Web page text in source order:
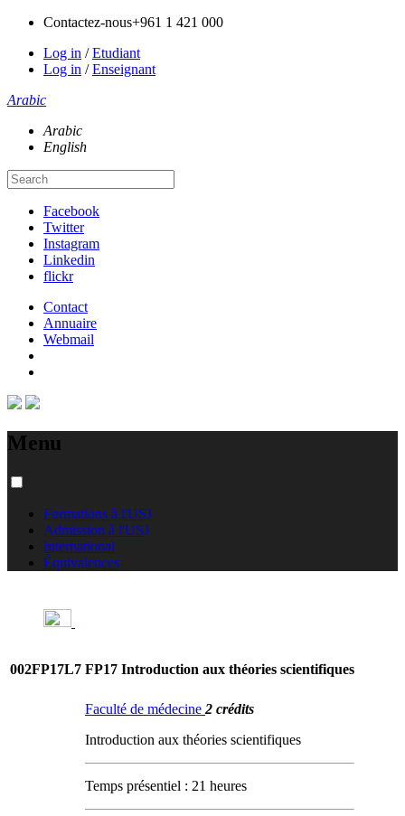
Contactez-nous+961 1 421 000
Log in /Etudiant
Log in /Enseignant
Arabic
Arabic
English
Facebook
Twitter
Instagram
Linkedin
flickr
Contact
Annuaire
Webmail
Menu
Formations à l'USJ
Admission à l'USJ
International
Équivalences
002FP17L7 FP17 Introduction aux théories scientifiques
Faculté de médecine 2 crédits
Introduction aux théories scientifiques
Temps présentiel : 21 heures